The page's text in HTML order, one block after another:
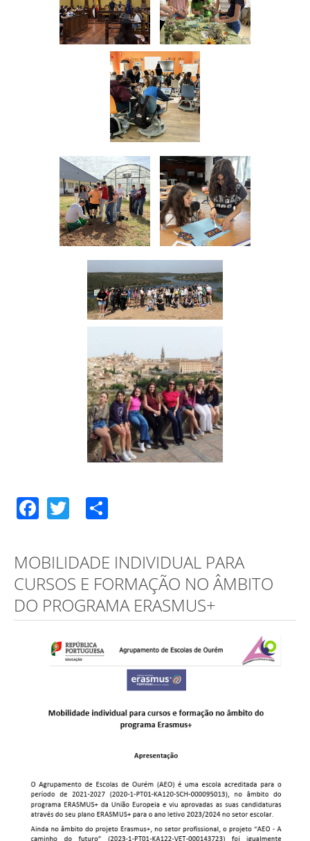
Facebook
Twitter
MOBILIDADE INDIVIDUAL PARA
CURSOS E FORMAÇÃO NO ÂMBITO
DO PROGRAMA ERASMUS+